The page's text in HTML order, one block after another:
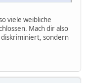
viele weibliche
Mach dir also
sondern